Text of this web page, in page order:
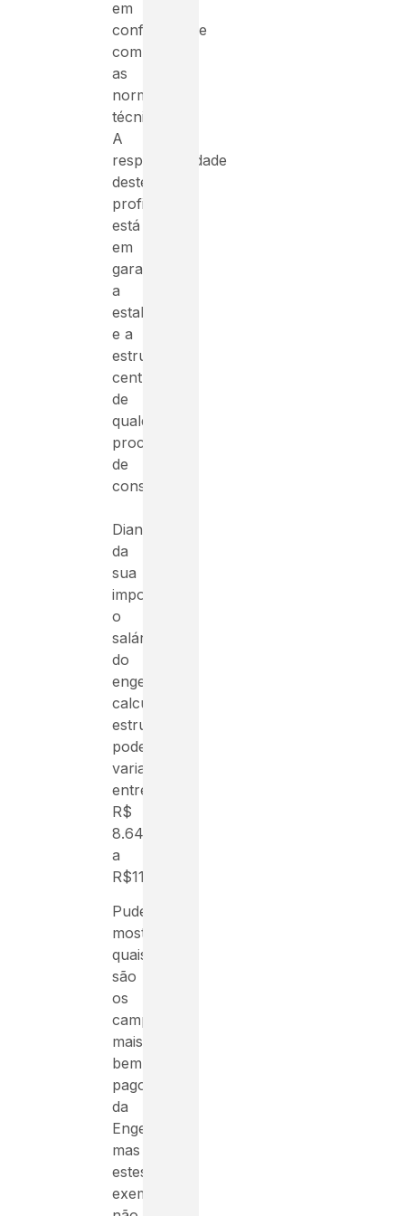
em
conformidade
com
as
normas
técnicas.
A
responsabilidade
deste
profissional
está
em
garantir
a
estabilidade
e a
estrutura
central
de
qualquer
processo
de
construção.
Diante
da
sua
importância,
o
salário
do
engenheiro
calculista
estrutural
pode
variar
entre
R$
8.642,00
a
R$11.234.
Pudemos
mostrar
quais
são
os
campos
mais
bem
pagos
da
Engenharia,
mas
estes
exemplos